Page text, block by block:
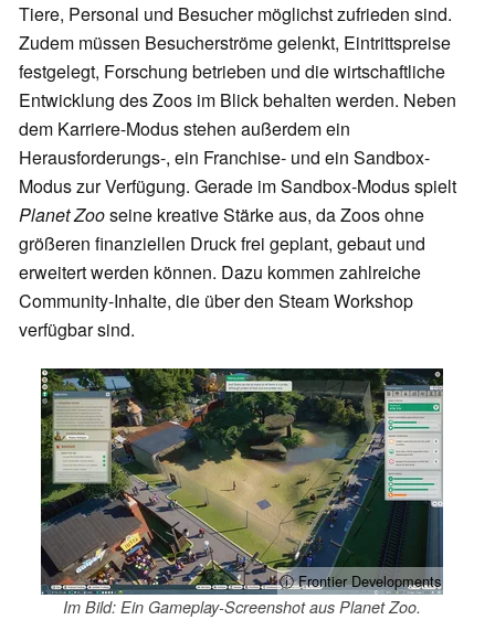
Tiere, Personal und Besucher möglichst zufrieden sind.
Zudem müssen Besucherströme gelenkt, Eintrittspreise
festgelegt, Forschung betrieben und die wirtschaftliche
Entwicklung des Zoos im Blick behalten werden. Neben
dem Karriere-Modus stehen außerdem ein
Herausforderungs-, ein Franchise- und ein Sandbox-
Modus zur Verfügung. Gerade im Sandbox-Modus spielt
Planet Zooseine kreative Stärke aus, da Zoos ohne
größeren finanziellen Druck frei geplant, gebaut und
erweitert werden können. Dazu kommen zahlreiche
Community-Inhalte, die über den Steam Workshop
verfügbar sind.
ⓘ Frontier Developments
Im Bild: Ein Gameplay-Screenshot aus Planet Zoo.